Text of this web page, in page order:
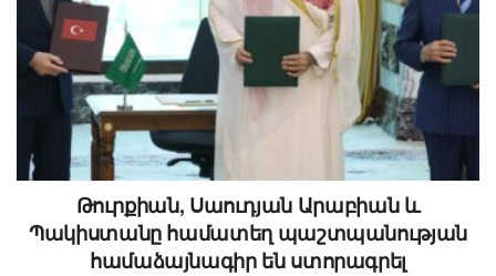
Թուրքիան, Սաուդյան Արաբիան և
Պակիստանը համատեղ պաշտպանության
համաձայնագիր են ստորագրել